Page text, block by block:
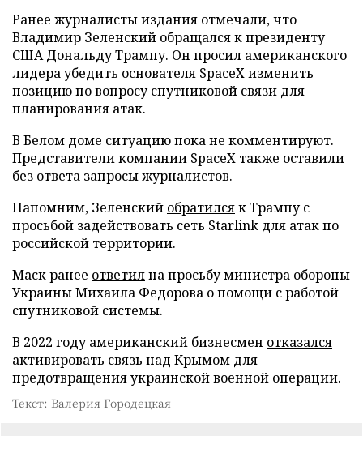
Ранее журналисты издания отмечали, что
Владимир Зеленский обращался к президенту
США Дональду Трампу. Он просил американского
лидера убедить основателя SpaceX изменить
позицию по вопросу спутниковой связи для
планирования атак.
В Белом доме ситуацию пока не комментируют.
Представители компании SpaceX также оставили
без ответа запросы журналистов.
Напомним, Зеленский обратилсяк Трампу с
просьбой задействовать сеть Starlink для атак по
российской территории.
Маск ранее ответилна просьбу министра обороны
Украины Михаила Федорова о помощи с работой
спутниковой системы.
В 2022 году американский бизнесмен отказался
активировать связь над Крымом для
предотвращения украинской военной операции.
Текст: Валерия Городецкая